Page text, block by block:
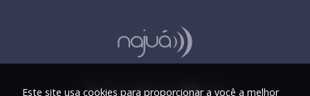
Este site usa cookies para proporcionar a você a melhor